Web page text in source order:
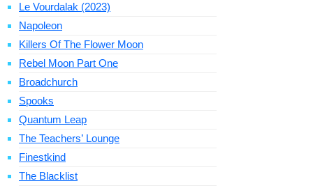
Le Vourdalak (2023)
Napoleon
Killers Of The Flower Moon
Rebel Moon Part One
Broadchurch
Spooks
Quantum Leap
The Teachers’ Lounge
Finestkind
The Blacklist